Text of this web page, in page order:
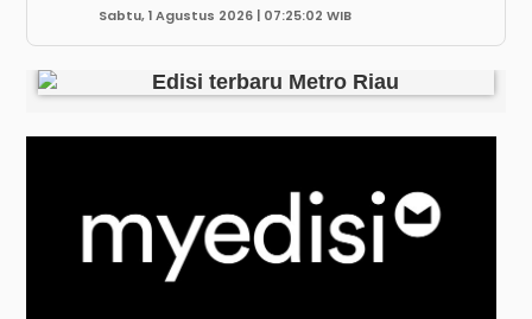
Sabtu, 1 Agustus 2026 | 07:25:02 WIB